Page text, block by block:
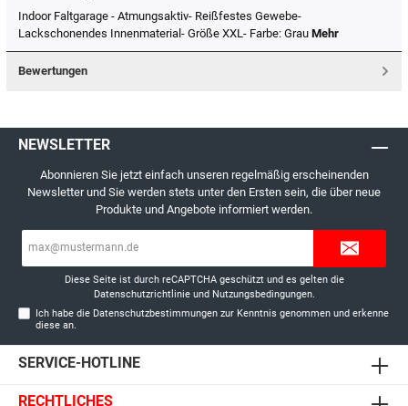
Indoor Faltgarage - Atmungsaktiv- Reißfestes Gewebe-
Lackschonendes Innenmaterial- Größe XXL- Farbe: Grau Mehr
Bewertungen
NEWSLETTER
Abonnieren Sie jetzt einfach unseren regelmäßig erscheinenden
Newsletter und Sie werden stets unter den Ersten sein, die über neue
Produkte und Angebote informiert werden.
Diese Seite ist durch reCAPTCHA geschützt und es gelten die
Datenschutzrichtlinieund Nutzungsbedingungen.
Ich habe die Datenschutzbestimmungen zur Kenntnis genommen und erkenne
diese an.
SERVICE-HOTLINE
RECHTLICHES